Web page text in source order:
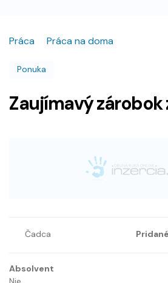
Práca Práca na doma
Ponuka
Zaujímavý zárobok
Čadca
Absolvent